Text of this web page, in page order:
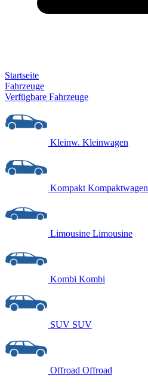
Startseite
Fahrzeuge
Verfügbare Fahrzeuge
Kleinw. Kleinwagen
Kompakt Kompaktwagen
Limousine Limousine
Kombi Kombi
SUV SUV
Offroad Offroad